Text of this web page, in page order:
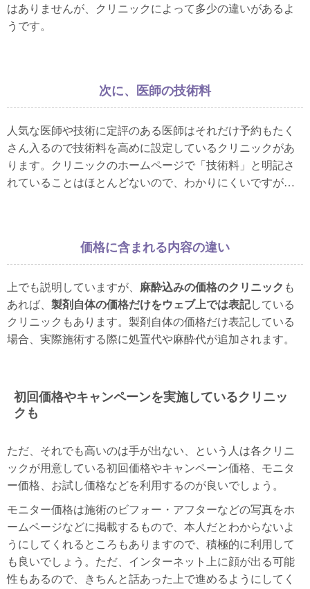
はありませんが、クリニックによって多少の違いがあるよ
うです。
次に、医師の技術料
人気な医師や技術に定評のある医師はそれだけ予約もたく
さん入るので技術料を高めに設定しているクリニックがあ
ります。クリニックのホームページで「技術料」と明記さ
れていることはほとんどないので、わかりにくいですが…
価格に含まれる内容の違い
上でも説明していますが、 麻酔込みの価格のクリニック も
あれば、 製剤自体の価格だけをウェブ上では表記している
クリニックもあります。製剤自体の価格だけ表記している
場合、実際施術する際に処置代や麻酔代が追加されます。
初回価格やキャンペーンを実施しているクリニッ
クも
ただ、それでも高いのは手が出ない、という人は各クリニ
ックが用意している初回価格やキャンペーン価格、モニタ
ー価格、お試し価格などを利用するのが良いでしょう。
モニター価格は施術のビフォー・アフターなどの写真をホ
ームページなどに掲載するもので、本人だとわからないよ
うにしてくれるところもありますので、積極的に利用して
も良いでしょう。ただ、インターネット上に顔が出る可能
性もあるので、きちんと話あった上で進めるようにしてく